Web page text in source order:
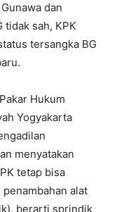
dan
tidak sah, KPK
tersangka BG
Hukum
Yogyakarta
menyatakan
tetap bisa
alat
berarti sprindik